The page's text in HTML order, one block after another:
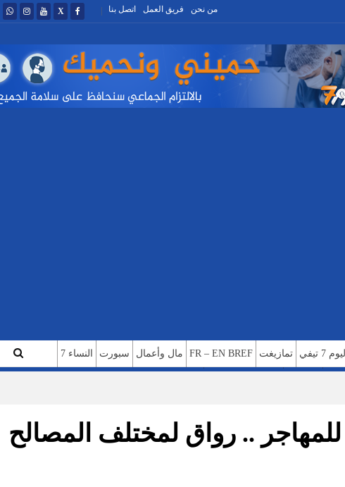
اتصل بنا فريق العمل من نحن
7 تيفي تمازيغت FR – EN BREF مال وأعمال سبورت النساء 7
للمهاجر .. رواق لمختلف المصالح